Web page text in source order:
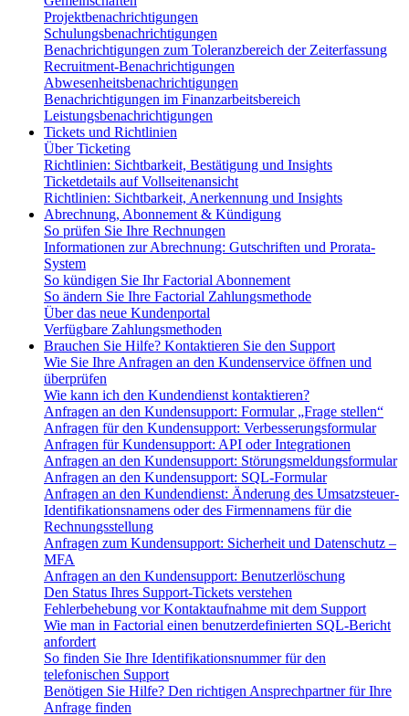
Projektbenachrichtigungen
Schulungsbenachrichtigungen
Benachrichtigungen zum Toleranzbereich der Zeiterfassung
Recruitment-Benachrichtigungen
Abwesenheitsbenachrichtigungen
Benachrichtigungen im Finanzarbeitsbereich
Leistungsbenachrichtigungen
Tickets und Richtlinien
Über Ticketing
Richtlinien: Sichtbarkeit, Bestätigung und Insights
Ticketdetails auf Vollseitenansicht
Richtlinien: Sichtbarkeit, Anerkennung und Insights
Abrechnung, Abonnement & Kündigung
So prüfen Sie Ihre Rechnungen
Informationen zur Abrechnung: Gutschriften und Prorata-
System
So kündigen Sie Ihr Factorial Abonnement
So ändern Sie Ihre Factorial Zahlungsmethode
Über das neue Kundenportal
Verfügbare Zahlungsmethoden
Brauchen Sie Hilfe? Kontaktieren Sie den Support
Wie Sie Ihre Anfragen an den Kundenservice öffnen und
überprüfen
Wie kann ich den Kundendienst kontaktieren?
Anfragen an den Kundensupport: Formular „Frage stellen“
Anfragen für den Kundensupport: Verbesserungsformular
Anfragen für Kundensupport: API oder Integrationen
Anfragen an den Kundensupport: Störungsmeldungsformular
Anfragen an den Kundensupport: SQL-Formular
Anfragen an den Kundendienst: Änderung des Umsatzsteuer-
Identifikationsnamens oder des Firmennamens für die
Rechnungsstellung
Anfragen zum Kundensupport: Sicherheit und Datenschutz –
MFA
Anfragen an den Kundensupport: Benutzerlöschung
Den Status Ihres Support-Tickets verstehen
Fehlerbehebung vor Kontaktaufnahme mit dem Support
Wie man in Factorial einen benutzerdefinierten SQL-Bericht
anfordert
So finden Sie Ihre Identifikationsnummer für den
telefonischen Support
Benötigen Sie Hilfe? Den richtigen Ansprechpartner für Ihre
Anfrage finden